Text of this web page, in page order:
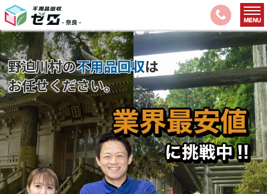
野迫川村の不用品回収は
お任せください。